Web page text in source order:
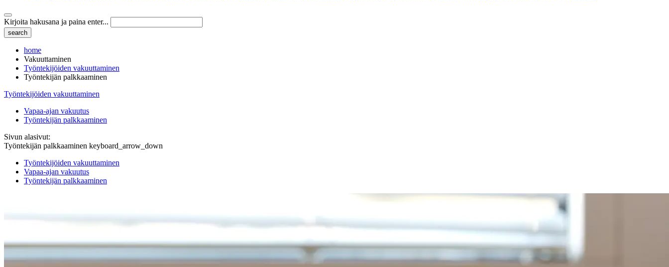
Kirjoita hakusana ja paina enter...
home
Vakuuttaminen
Työntekijöiden vakuuttaminen
Työntekijän palkkaaminen
Työntekijöiden vakuuttaminen
Vapaa-ajan vakuutus
Työntekijän palkkaaminen
Sivun alasivut:
Työntekijän palkkaaminen keyboard_arrow_down
Työntekijöiden vakuuttaminen
Vapaa-ajan vakuutus
Työntekijän palkkaaminen